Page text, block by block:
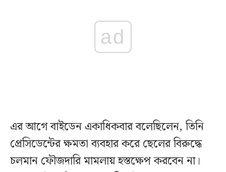
ad
এর আগে বাইডেন একাধিকবার বলেছিলেন, তিনি
প্রেসিডেন্টের ক্ষমতা ব্যবহার করে ছেলের বিরুদ্ধে
চলমান ফৌজদারি মামলায় হস্তক্ষেপ করবেন না।